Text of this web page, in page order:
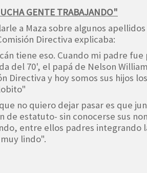
GENTE TRABAJANDO"
a Maza sobre algunos
Directiva explicaba:
tiene eso. Cuando mi padre
del 70', el papá de Nelson
Directiva y hoy somos sus hijos
no quiero dejar pasar es que
de estatuto- sin conocerse sus
entre ellos padres integrando
lindo".